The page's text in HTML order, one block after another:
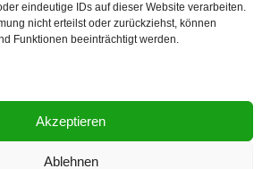
eindeutige IDs auf dieser Website verarbeiten.
nicht erteilst oder zurückziehst, können
Funktionen beeinträchtigt werden.
Akzeptieren
Ablehnen
Wetterdienst